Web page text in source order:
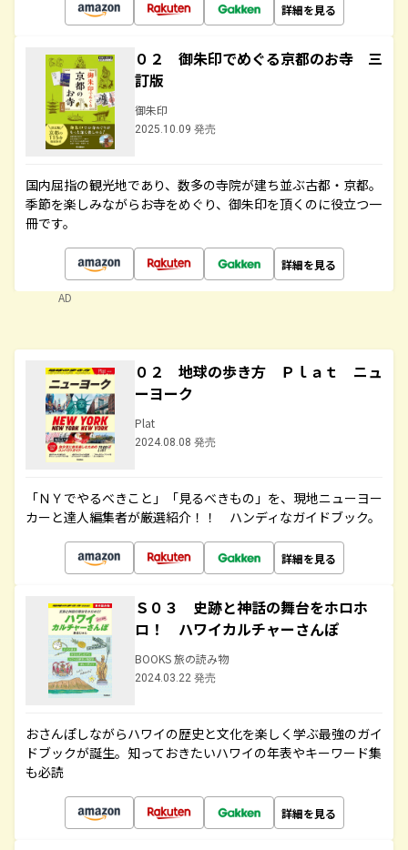
詳細を見る
０２ 御朱印でめぐる京都のお寺 三
訂版
御朱印
2025.10.09 発売
国内屈指の観光地であり、数多の寺院が建ち並ぶ古都・京都。
季節を楽しみながらお寺をめぐり、御朱印を頂くのに役立つ一
冊です。
詳細を見る
AD
０２ 地球の歩き方 Ｐｌａｔ ニュ
ーヨーク
Plat
2024.08.08 発売
「ＮＹでやるべきこと」「見るべきもの」を、現地ニューヨー
カーと達人編集者が厳選紹介！！ ハンディなガイドブック。
詳細を見る
Ｓ０３ 史跡と神話の舞台をホロホ
ロ！ ハワイカルチャーさんぽ
BOOKS 旅の読み物
2024.03.22 発売
おさんぽしながらハワイの歴史と文化を楽しく学ぶ最強のガイ
ドブックが誕生。知っておきたいハワイの年表やキーワード集
も必読
詳細を見る